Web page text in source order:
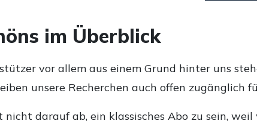
im Überblick
vor allem aus einem Grund hinter uns
unsere Recherchen auch offen zugänglich
nicht darauf ab, ein klassisches Abo zu sein,